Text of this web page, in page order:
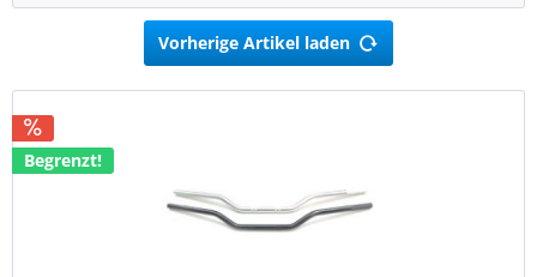
Vorherige Artikel laden
Begrenzt!